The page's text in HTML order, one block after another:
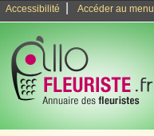
Accessibilité Accéder au menu